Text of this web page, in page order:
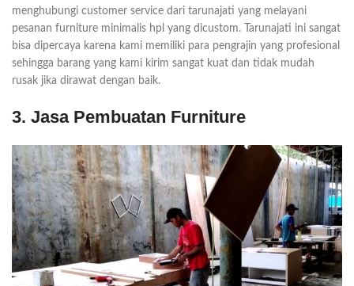
menghubungi customer service dari tarunajati yang melayani
pesanan furniture minimalis hpl yang dicustom. Tarunajati ini sangat
bisa dipercaya karena kami memiliki para pengrajin yang profesional
sehingga barang yang kami kirim sangat kuat dan tidak mudah
rusak jika dirawat dengan baik.
3. Jasa Pembuatan Furniture